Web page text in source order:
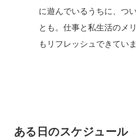
に遊んでいるうちに、つ
とも。仕事と私生活のメ
もリフレッシュできていま
ある日のスケジュール